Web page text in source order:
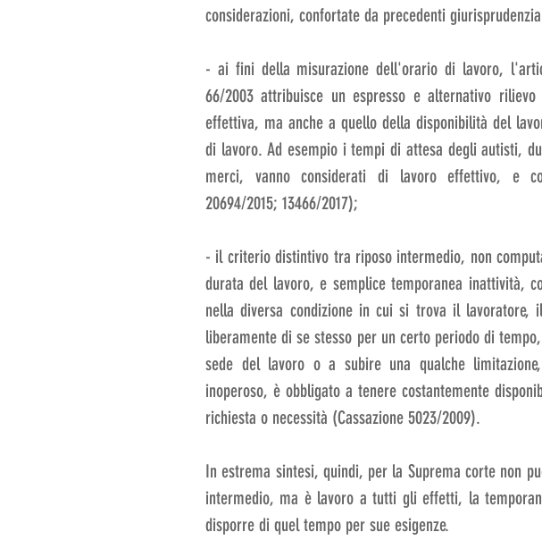
considerazioni, confortate da precedenti
- ai fini della misurazione dell'orario di lavoro,
66/2003 attribuisce un espresso e alternativo
effettiva, ma anche a quello della disponibilità del
di lavoro. Ad esempio i tempi di attesa degli autisti,
merci, vanno considerati di lavoro effettivo, e
20694/2015; 13466/2017);
- il criterio distintivo tra riposo intermedio, non
durata del lavoro, e semplice temporanea inattività,
nella diversa condizione in cui si trova il lavoratore,
liberamente di se stesso per un certo periodo di
sede del lavoro o a subire una qualche
inoperoso, è obbligato a tenere costantemente
richiesta o necessità (Cassazione 5023/2009).
In estrema sintesi, quindi, per la Suprema corte non
intermedio, ma è lavoro a tutti gli effetti, la
disporre di quel tempo per sue esigenze.